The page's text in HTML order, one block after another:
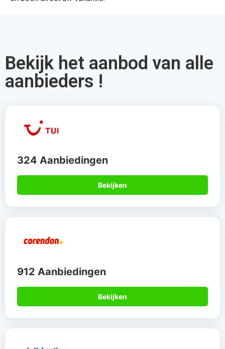
Bekijk het aanbod van alle
aanbieders !
324 Aanbiedingen
Bekijken
912 Aanbiedingen
Bekijken